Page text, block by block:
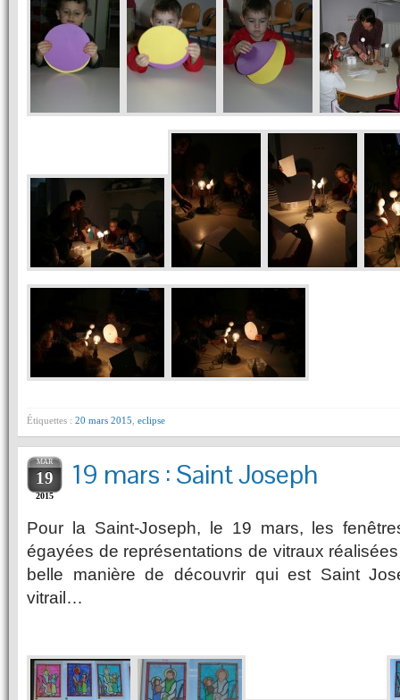
Étiquettes : 20 mars 2015 eclipse
MAR
19
2015
19 mars : Saint Joseph
Pour la Saint-Joseph, le 19 mars, les
égayées de représentations de vitraux
belle manière de découvrir qui est Saint
vitrail…